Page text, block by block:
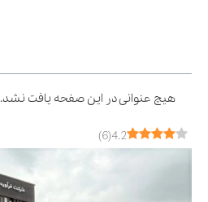
هیچ عنوانی در این صفحه یافت نشد.
4.2
(
6
)